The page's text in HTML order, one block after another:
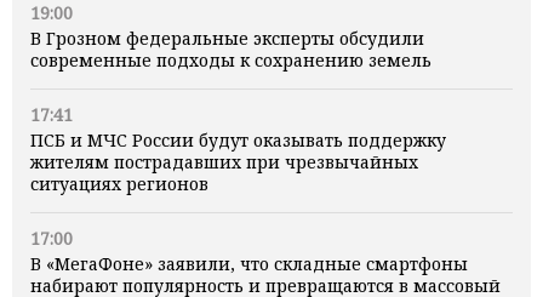
19:00
В Грозном федеральные эксперты обсудили
современные подходы к сохранению земель
17:41
ПСБ и МЧС России будут оказывать поддержку
жителям пострадавших при чрезвычайных
ситуациях регионов
17:00
В «МегаФоне» заявили, что складные смартфоны
набирают популярность и превращаются в массовый